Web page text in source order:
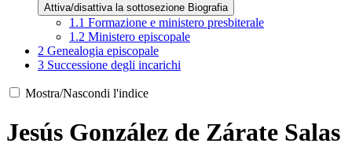
Attiva/disattiva la sottosezione Biografia
1.1 Formazione e ministero presbiterale
1.2 Ministero episcopale
2 Genealogia episcopale
3 Successione degli incarichi
Mostra/Nascondi l'indice
Jesús González de Zárate Salas